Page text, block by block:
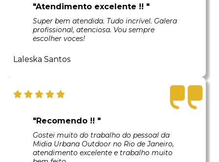
"Atendimento excelente !! "
Super bem atendida. Tudo incrível. Galera
profissional, atenciosa. Vou sempre
escolher voces!
Laleska Santos
"Recomendo !! "
Gostei muito do trabalho do pessoal da
Midia Urbana Outdoor no Rio de Janeiro,
atendimento excelente e trabalho muito